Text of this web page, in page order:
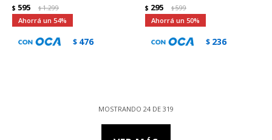
$ 595 $1.299
54
$ 476
$ 295 $599
50
$ 236
MOSTRANDO 24 DE 319